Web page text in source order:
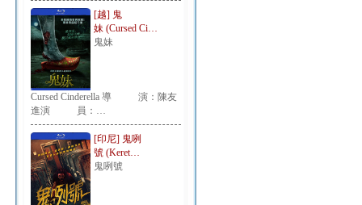
[越] 鬼
妹 (Cursed Ci…
鬼妹
Cursed Cinderella 導 演：陳友
進演 員：…
[印尼] 鬼咧
號 (Keret…
鬼咧號